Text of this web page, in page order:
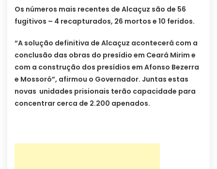
Os números mais recentes de Alcaçuz são de 56
fugitivos – 4 recapturados, 26 mortos e 10 feridos.
“A solução definitiva de Alcaçuz acontecerá com a
conclusão das obras do presídio em Ceará Mirim e
com a construção dos presídios em Afonso Bezerra
e Mossoró”, afirmou o Governador. Juntas estas
novas unidades prisionais terão capacidade para
concentrar cerca de 2.200 apenados.